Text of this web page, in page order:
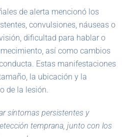
de alerta mencionó los
convulsiones, náuseas o
dificultad para hablar o
así como cambios
Estas manifestaciones
la ubicación y la
de la lesión.
síntomas persistentes y
temprana, junto con los